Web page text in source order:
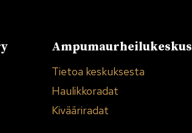
Ampumaurheilukeskus
Tietoa keskuksesta
Haulikkoradat
Kivääriradat